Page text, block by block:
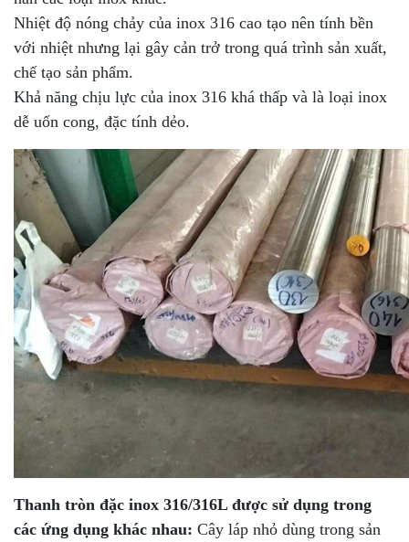
Nhiệt độ nóng chảy của inox 316 cao tạo nên tính bền
với nhiệt nhưng lại gây cản trở trong quá trình sản xuất,
chế tạo sản phẩm.
Khả năng chịu lực của inox 316 khá thấp và là loại inox
dễ uốn cong, đặc tính dẻo.
Thanh tròn đặc inox 316/316Lđược sử dụng trong
các ứng dụng khác nhau: Cây láp nhỏ dùng trong sản